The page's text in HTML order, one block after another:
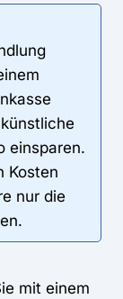
einsparen.
Kosten
nur die
mit einem